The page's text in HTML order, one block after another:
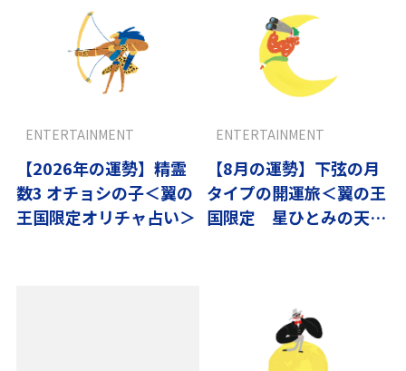
【2026年の運勢】精霊
数3 オチョシの子＜翼の
王国限定オリチャ占い＞
ENTERTAINMENT
【8月の運勢】下弦の月
タイプの開運旅＜翼の王
国限定 星ひとみの天星
ENTERTAINMENT